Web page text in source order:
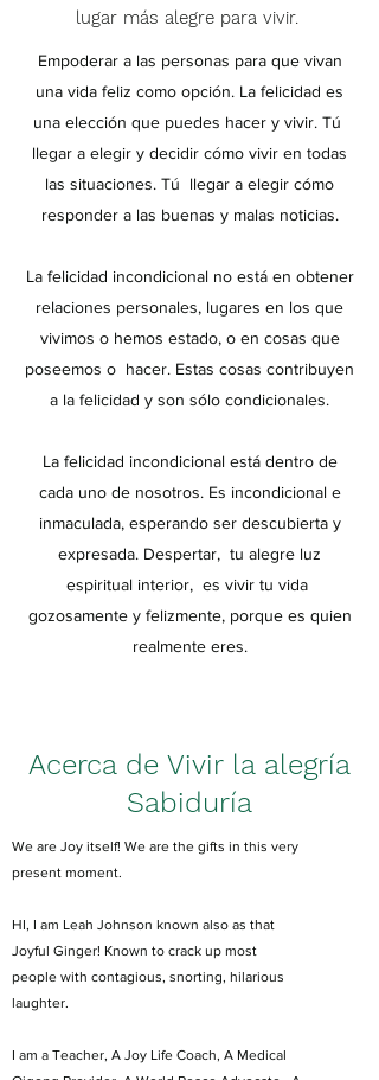
lugar más alegre para vivir.
Empoderar a las personas para que vivan
una vida feliz como opción. La felicidad es
una elección que puedes hacer y vivir. Tú
llegar a elegir y decidir cómo vivir en todas
las situaciones. Tú
llegar a elegir cómo
responder a las buenas y malas noticias.
La felicidad incondicional no está en obtener
relaciones personales, lugares en los que
vivimos o hemos estado, o en cosas que
poseemos o hacer. Estas cosas contribuyen
a la felicidad y son sólo condicionales.
La felicidad incondicional está dentro de
cada uno de nosotros. Es incondicional e
inmaculada, esperando ser descubierta y
expresada. Despertar, tu alegre luz
espiritual interior, es vivir tu vida
gozosamente y felizmente, porque es quien
realmente eres.
Acerca de Vivir la alegría
Sabiduría
We are Joy itself! We are the gifts in this very
present moment.
HI, I am Leah Johnson known also as that
Joyful Ginger! Known to crack up most
people with contagious, snorting, hilarious
laughter.
I am a Teacher, A Joy Life Coach, A Medical